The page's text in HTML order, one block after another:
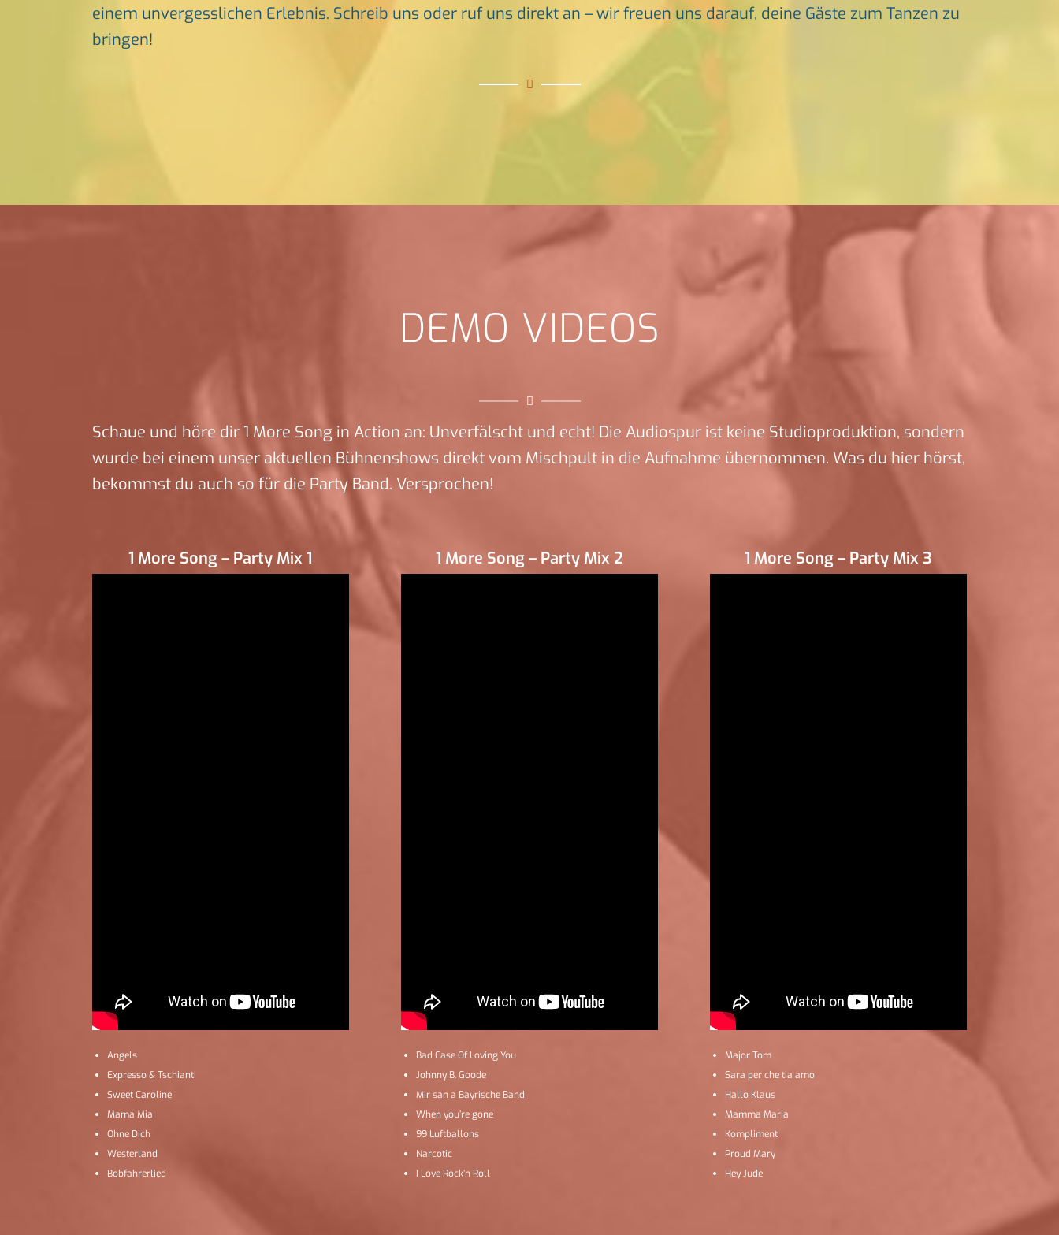
einem unvergesslichen Erlebnis. Schreib uns oder ruf uns direkt an – wir freuen uns darauf, deine Gäste zum Tanzen zu
bringen!
DEMO VIDEOS
Schaue und höre dir 1 More Song in Action an: Unverfälscht und echt! Die Audiospur ist keine Studioproduktion, sondern
wurde bei einem unser aktuellen Bühnenshows direkt vom Mischpult in die Aufnahme übernommen. Was du hier hörst,
bekommst du auch so für die Party Band. Versprochen!
1 More Song – Party Mix 1
Angels
Expresso & Tschianti
Sweet Caroline
Mama Mia
Ohne Dich
Westerland
Bobfahrerlied
1 More Song – Party Mix 2
Bad Case Of Loving You
Johnny B. Goode
Mir san a Bayrische Band
When you’re gone
99 Luftballons
Narcotic
I Love Rock’n Roll
1 More Song – Party Mix 3
Major Tom
Sara per che tia amo
Hallo Klaus
Mamma Maria
Kompliment
Proud Mary
Hey Jude